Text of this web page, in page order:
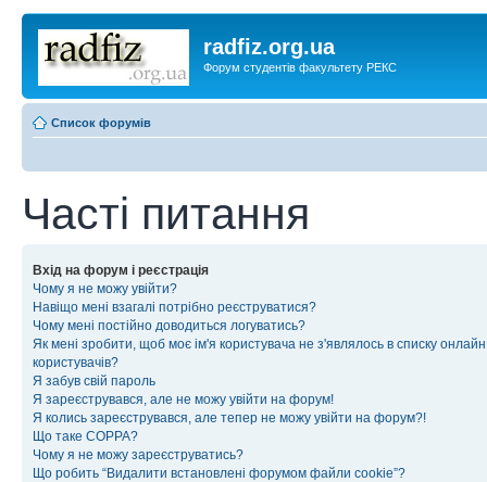
radfiz.org.ua
Форум студентів факультету РЕКС
Список форумів
Часті питання
Вхід на форум і реєстрація
Чому я не можу увійти?
Навіщо мені взагалі потрібно реєструватися?
Чому мені постійно доводиться логуватись?
Як мені зробити, щоб моє ім'я користувача не з'являлось в списку онлайн
користувачів?
Я забув свій пароль
Я зареєструвався, але не можу увійти на форум!
Я колись зареєструвався, але тепер не можу увійти на форум?!
Що таке COPPA?
Чому я не можу зареєструватись?
Що робить “Видалити встановлені форумом файли cookie”?